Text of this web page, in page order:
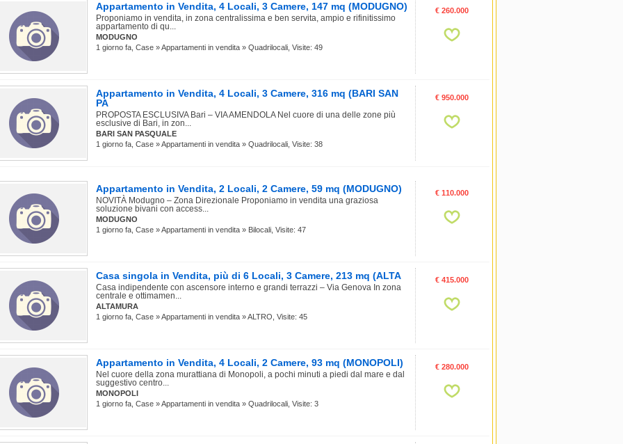
Appartamento in Vendita, 4 Locali, 3 Camere, 147 mq (MODUGNO)
Proponiamo in vendita, in zona centralissima e ben servita, ampio e rifinitissimo
appartamento di qu...
MODUGNO
1 giorno fa, Case » Appartamenti in vendita » Quadrilocali, Visite: 49
€ 260.000
Appartamento in Vendita, 4 Locali, 3 Camere, 316 mq (BARI SAN
PA
PROPOSTA ESCLUSIVA Bari – VIA AMENDOLA Nel cuore di una delle zone più
esclusive di Bari, in zon...
BARI SAN PASQUALE
1 giorno fa, Case » Appartamenti in vendita » Quadrilocali, Visite: 38
€ 950.000
Appartamento in Vendita, 2 Locali, 2 Camere, 59 mq (MODUGNO)
NOVITÀ Modugno – Zona Direzionale Proponiamo in vendita una graziosa
soluzione bivani con access...
MODUGNO
1 giorno fa, Case » Appartamenti in vendita » Bilocali, Visite: 47
€ 110.000
Casa singola in Vendita, più di 6 Locali, 3 Camere, 213 mq (ALTA
Casa indipendente con ascensore interno e grandi terrazzi – Via Genova In zona
centrale e ottimamen...
ALTAMURA
1 giorno fa, Case » Appartamenti in vendita » ALTRO, Visite: 45
€ 415.000
Appartamento in Vendita, 4 Locali, 2 Camere, 93 mq (MONOPOLI)
Nel cuore della zona murattiana di Monopoli, a pochi minuti a piedi dal mare e dal
suggestivo centro...
MONOPOLI
1 giorno fa, Case » Appartamenti in vendita » Quadrilocali, Visite: 3
€ 280.000